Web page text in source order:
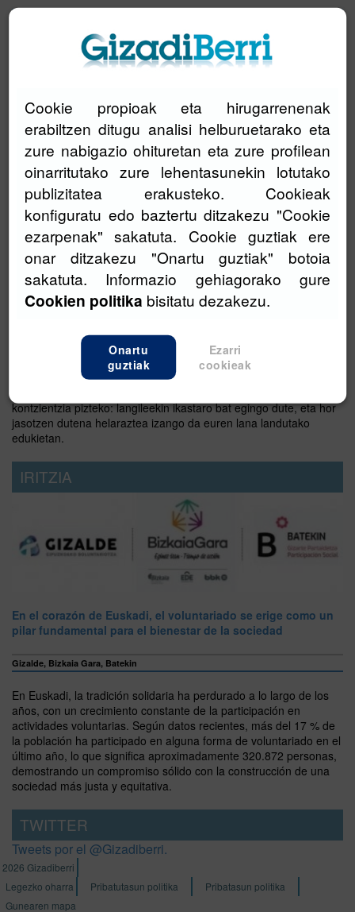
Adinkeria saihestea helburu duen hitzarmena
Goiena Komunikazio Taldeak akordioa hitzartu du Gizadiberri
kontzientzia pizteko: langileekin ikastaro bat egingo dute, eta hor
jasotzen dutena helaraztea izango da euren lana landutako
edukietan.
IRITZIA
En el corazón de Euskadi, el voluntariado se erige como un
pilar fundamental para el bienestar de la sociedad
Gizalde, Bizkaia Gara, Batekin
En Euskadi, la tradición solidaria ha perdurado a lo largo de los
años, con un crecimiento constante de la participación en
actividades voluntarias. Según datos recientes, más del 17 % de
la población ha participado en alguna forma de voluntariado en el
último año, lo que significa aproximadamente 320.872 personas,
demostrando un compromiso sólido con la construcción de una
sociedad más justa y equitativa.
TWITTER
Tweets por el @Gizadiberri.
2026 Gizadiberri
Legezko oharra
Pribatutasun politika
Pribatasun politika
Gunearen mapa
Cookie propioak eta hirugarrenenak
erabiltzen ditugu analisi helburuetarako eta
zure nabigazio ohituretan eta zure profilean
oinarritutako zure lehentasunekin lotutako
publizitatea erakusteko. Cookieak
konfiguratu edo baztertu ditzakezu "Cookie
ezarpenak" sakatuta. Cookie guztiak ere
onar ditzakezu "Onartu guztiak" botoia
sakatuta. Informazio gehiagorako gure
Cookien politika bisitatu dezakezu.
Onartu
guztiak
Ezarri
cookieak